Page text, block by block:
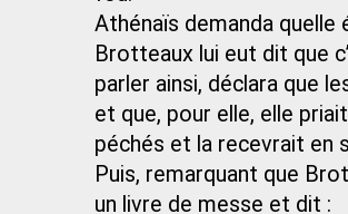
Athénaïs demanda
Brotteaux lui eut dit que
parler ainsi, déclara que
et que, pour elle, elle
péchés et la recevrait en
Puis, remarquant que
un livre de messe et dit :